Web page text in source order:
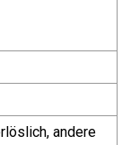
andere